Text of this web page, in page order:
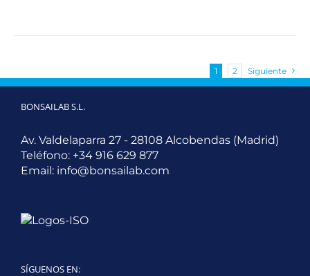
1 2 Siguiente
BONSAILAB S.L.
Av. Valdelaparra 27 - 28108 Alcobendas (Madrid)
Teléfono: +34 916 629 877
Email: info@bonsailab.com
SÍGUENOS EN: